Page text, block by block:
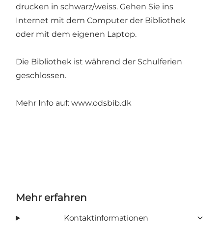
drucken in schwarz/weiss. Gehen Sie ins
Internet mit dem Computer der Bibliothek
oder mit dem eigenen Laptop.
Die Bibliothek ist während der Schulferien
geschlossen.
Mehr Info auf: www.odsbib.dk
Mehr erfahren
Kontaktinformationen